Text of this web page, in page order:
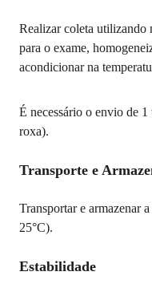
Realizar coleta utilizando
para o exame,
acondicionar na
É necessário o envio de
roxa).
Transporte e
Transportar e armazenar
25°C).
Estabilidade